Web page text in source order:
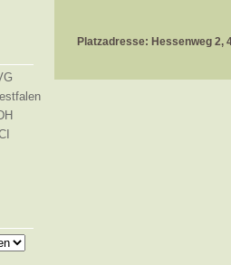
Platzadresse: Hessenweg 2,